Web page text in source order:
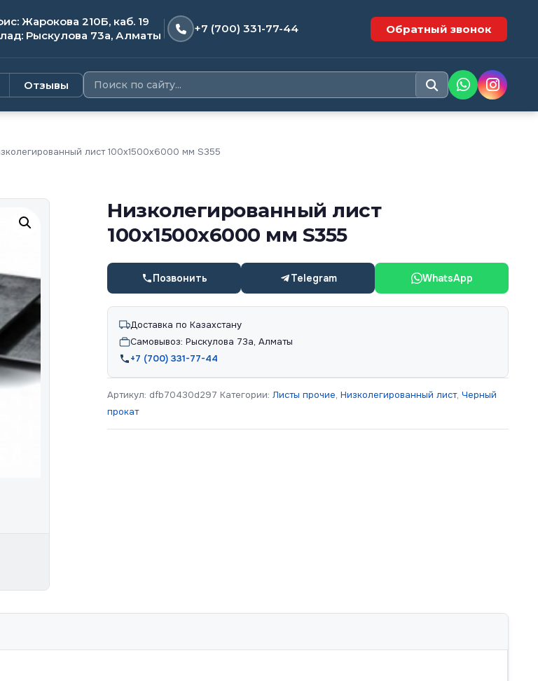
Жарокова 210Б, каб. 19
Рыскулова 73а, Алматы
+7 (700) 331-77-44 Обратный звонок
Отзывы
лист 100х1500х6000 мм S355
Низколегированный лист
100х1500х6000 мм S355
Позвонить Telegram WhatsApp
Доставка по Казахстану
Самовывоз: Рыскулова 73а, Алматы
+7 (700) 331-77-44
Артикул: dfb70430d297 Категории:Листы прочие,Низколегированный лист,Черный
прокат